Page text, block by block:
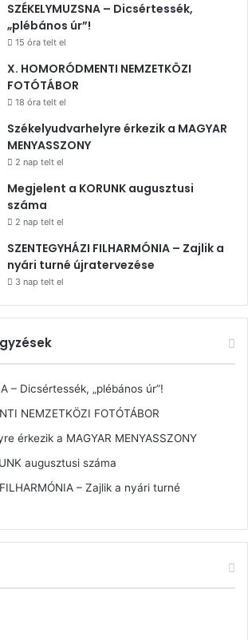
SZÉKELYMUZSNA – Dicsértessék,
„plébános úr”!
15 óra telt el
X. HOMORÓDMENTI NEMZETKÖZI
FOTÓTÁBOR
18 óra telt el
Székelyudvarhelyre érkezik a MAGYAR
MENYASSZONY
2 nap telt el
Megjelent a KORUNK augusztusi
száma
2 nap telt el
SZENTEGYHÁZI FILHARMÓNIA – Zajlik a
nyári turné újratervezése
3 nap telt el
– Dicsértessék, „plébános úr”!
NEMZETKÖZI FOTÓTÁBOR
érkezik a MAGYAR MENYASSZONY
augusztusi száma
– Zajlik a nyári turné